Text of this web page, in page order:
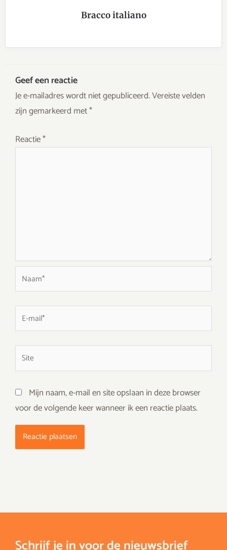
Bracco italiano
Geef een reactie
Je e-mailadres wordt niet gepubliceerd.Vereiste velden
zijn gemarkeerd met*
Reactie*
Naam*
mail*
Site
Mijn naam, e-mail en site opslaan in deze browser
voor de volgende keer wanneer ik een reactie plaats.